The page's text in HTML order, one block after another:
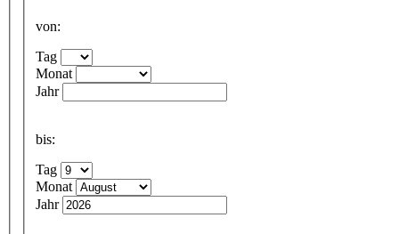
von:
Tag
Monat
Jahr
bis:
Tag
Monat
Jahr